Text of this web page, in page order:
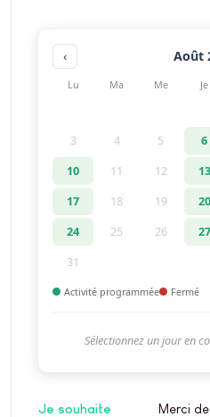
‹ Août
Lu Ma Me Je
3
4 5 6
10
11 12 13
17
18 19 20
24
25 26 27
31
Activité programmée Fermé
Sélectionnez un jour en
Je souhaite
Merci